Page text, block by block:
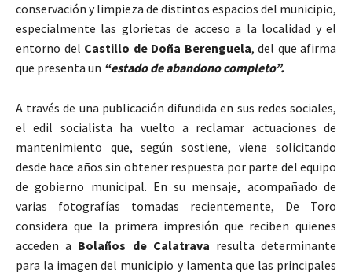
conservación y limpieza de distintos espacios del municipio,
especialmente las glorietas de acceso a la localidad y el
entorno del Castillo de Doña Berenguela, del que afirma
que presenta un “estado de abandono completo”.
A través de una publicación difundida en sus redes sociales,
el edil socialista ha vuelto a reclamar actuaciones de
mantenimiento que, según sostiene, viene solicitando
desde hace años sin obtener respuesta por parte del equipo
de gobierno municipal. En su mensaje, acompañado de
varias fotografías tomadas recientemente, De Toro
considera que la primera impresión que reciben quienes
acceden a Bolaños de Calatrava resulta determinante
para la imagen del municipio y lamenta que las principales